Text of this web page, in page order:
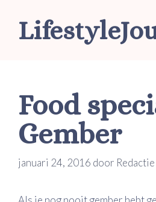
Food
Gember
januari 24, 2016 door Redactie